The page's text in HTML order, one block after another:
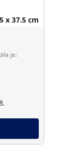
x 37.5 cm
je: